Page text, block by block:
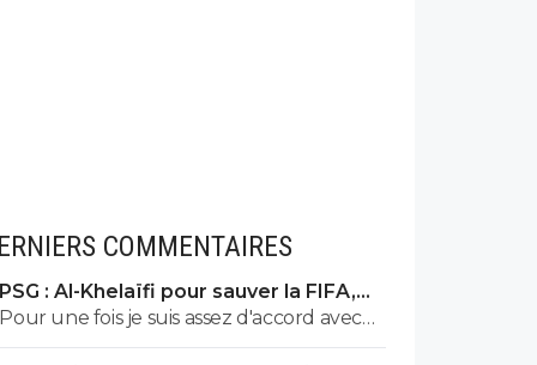
COMMENTAIRES
PSG : Al-Khelaïfi pour sauver la FIFA,
c'est son cauchemar
Pour une fois je suis assez d'accord avec
Tebas. Si Nasser devenait président de la